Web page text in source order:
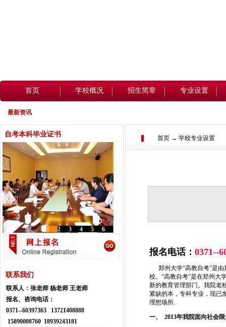
首页 学校概况 招生简章 专业设置
最新资讯
自考本科毕业证书
6
5
4
3
2
1
联系我们
联系人： 张老师 杨老师 王老师
报名、咨询电话：
0371--60397363 13721408888
15890008760 18939243181
首页 → 学校专业设置
报名电话：0371--
郑州大学“高教自考”是由
校。“高教自考”是在郑州大
新的教育管理部门。我院老
紧缺的本，专科专业，现已
理想场所.
一、 2013年我院面向社会